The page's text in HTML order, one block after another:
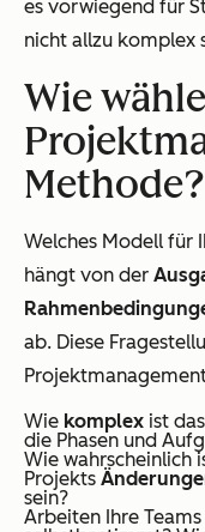
es vorwiegend für
nicht allzu komplex
Wie
Methode?
Welches Modell für
hängt von der
ab. Diese
Wie komplex ist
die Phasen und
Wie wahrscheinlich
Projekts
sein?
Arbeiten Ihre